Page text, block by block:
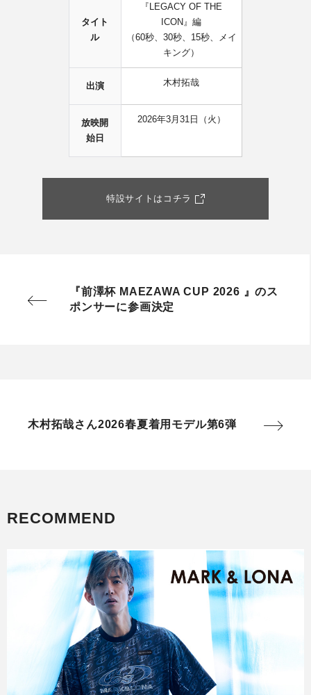
RECOMMEND
タイト
ル
『LEGACY OF THE
ICON』編
（60秒、30秒、15秒、メイ
キング）
出演 木村拓哉
放映開
始日
2026年3月31日（火）
特設サイトはコチラ
『前澤杯 MAEZAWA CUP 2026 』のス
ポンサーに参画決定
木村拓哉さん2026春夏着用モデル第6弾